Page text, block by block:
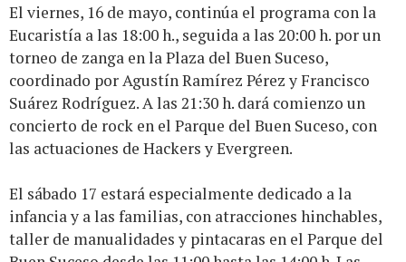
El viernes, 16 de mayo, continúa el programa con la
Eucaristía a las 18:00 h., seguida a las 20:00 h. por un
torneo de zanga en la Plaza del Buen Suceso,
coordinado por Agustín Ramírez Pérez y Francisco
Suárez Rodríguez. A las 21:30 h. dará comienzo un
concierto de rock en el Parque del Buen Suceso, con
las actuaciones de Hackers y Evergreen.
El sábado 17 estará especialmente dedicado a la
infancia y a las familias, con atracciones hinchables,
taller de manualidades y pintacaras en el Parque del